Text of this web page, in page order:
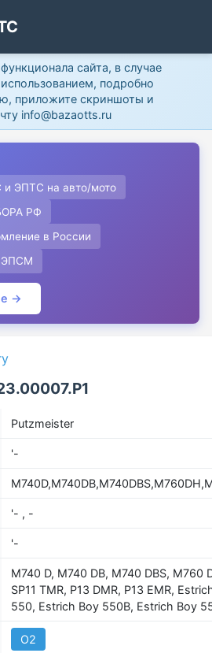
сайта, в случае
подробно
приложите скриншоты и
info@bazaotts.ru
ЭПТС на авто/мото
РФ
в России
ЭПСМ
→
Putzmeister
'-
'- , -
'-
M740 D, M740 DB, M740 DBS, M760
SP11 TMR, P13 DMR, P13 EMR,
550, Estrich Boy 550B, Estrich Boy
О2